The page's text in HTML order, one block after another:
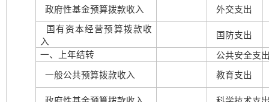
政府性基金预算拨款收入 外交支出
国有资本经营预算拨款收
入
国防支出
一、上年结转 公共安全支
一般公共预算拨款收入 教育支出